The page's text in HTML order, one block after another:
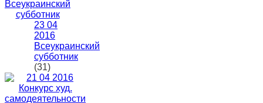
23 04
2016
Всеукраинский
субботник
(31)